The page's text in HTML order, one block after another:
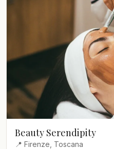
Beauty Serendipity
📍 Firenze, Toscana